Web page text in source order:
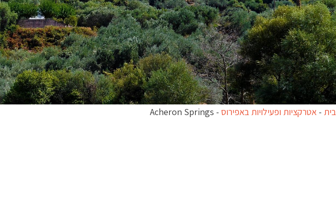
בית - אטרקציות ופעילויות באפירוס -
Acheron Springs